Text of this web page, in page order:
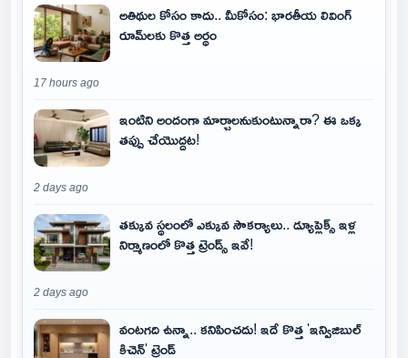
అతిథుల కోసం కాదు.. మీకోసం: భారతీయ లివింగ్
రూమ్‌లకు కొత్త అర్థం
17 hours ago
ఇంటిని అందంగా మార్చాలనుకుంటున్నారా? ఈ ఒక్క
తప్పు చేయొద్దట!
2 days ago
తక్కువ స్థలంలో ఎక్కువ సౌకర్యాలు.. డ్యూప్లెక్స్ ఇళ్ల
నిర్మాణంలో కొత్త ట్రెండ్స్ ఇవే!
2 days ago
వంటగది ఉన్నా.. కనిపించదు! ఇదే కొత్త 'ఇన్విజిబుల్
కిచెన్' ట్రెండ్